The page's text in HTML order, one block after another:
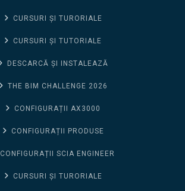
CURSURI ȘI TURORIALE
CURSURI ȘI TUTORIALE
DESCARCĂ ȘI INSTALEAZĂ
THE BIM CHALLENGE 2026
CONFIGURAȚII AX3000
CONFIGURAȚII PRODUSE
CONFIGURAȚII SCIA ENGINEER
CURSURI ȘI TURORIALE